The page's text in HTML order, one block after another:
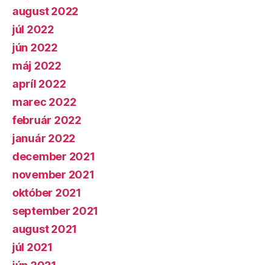
august 2022
júl 2022
jún 2022
máj 2022
apríl 2022
marec 2022
február 2022
január 2022
december 2021
november 2021
október 2021
september 2021
august 2021
júl 2021